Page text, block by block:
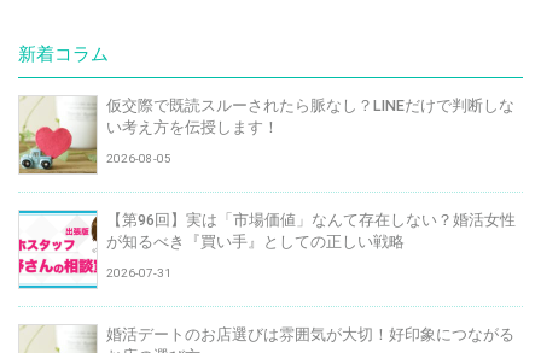
新着コラム
仮交際で既読スルーされたら脈なし？LINEだけで判断しな
い考え方を伝授します！
2026-08-05
【第96回】実は「市場価値」なんて存在しない？婚活女性
が知るべき『買い手』としての正しい戦略
2026-07-31
婚活デートのお店選びは雰囲気が大切！好印象につながる